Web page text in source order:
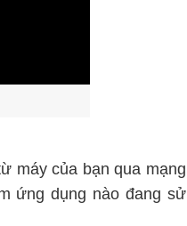
máy của bạn qua mạng
ứng dụng nào đang sử